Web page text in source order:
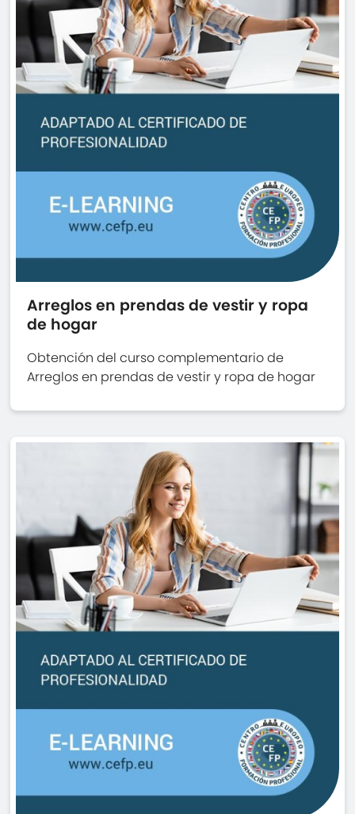
Arreglos en prendas de vestir y ropa
de hogar
Obtención del curso complementario de
Arreglos en prendas de vestir y ropa de hogar